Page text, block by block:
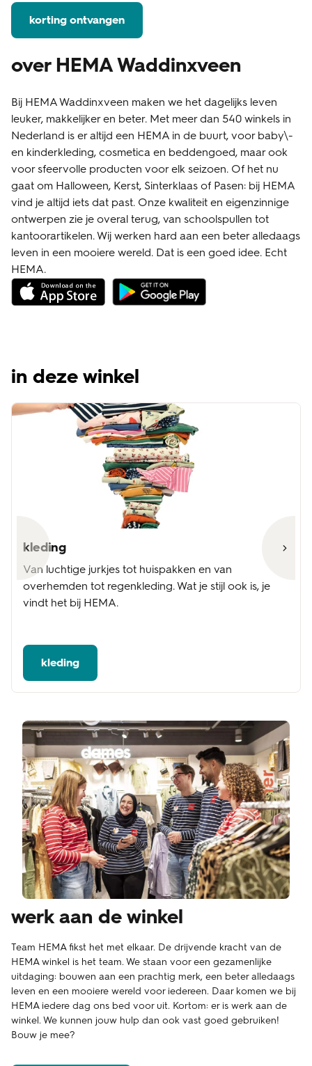
korting ontvangen
over HEMA Waddinxveen
Bij HEMA Waddinxveen maken we het dagelijks leven
leuker, makkelijker en beter. Met meer dan 540 winkels in
Nederland is er altijd een HEMA in de buurt, voor baby\-
en kinderkleding, cosmetica en beddengoed, maar ook
voor sfeervolle producten voor elk seizoen. Of het nu
gaat om Halloween, Kerst, Sinterklaas of Pasen: bij HEMA
vind je altijd iets dat past. Onze kwaliteit en eigenzinnige
ontwerpen zie je overal terug, van schoolspullen tot
kantoorartikelen. Wij werken hard aan een beter alledaags
leven in een mooiere wereld. Dat is een goed idee. Echt
HEMA.
in deze winkel
kleding
Van luchtige jurkjes tot huispakken en van
overhemden tot regenkleding. Wat je stijl ook is, je
vindt het bij HEMA.
kleding
werk aan de winkel
Team HEMA fikst het met elkaar. De drijvende kracht van de
HEMA winkel is het team. We staan voor een gezamenlijke
uitdaging: bouwen aan een prachtig merk, een beter alledaags
leven en een mooiere wereld voor iedereen. Daar komen we bij
HEMA iedere dag ons bed voor uit. Kortom: er is werk aan de
winkel. We kunnen jouw hulp dan ook vast goed gebruiken!
Bouw je mee?